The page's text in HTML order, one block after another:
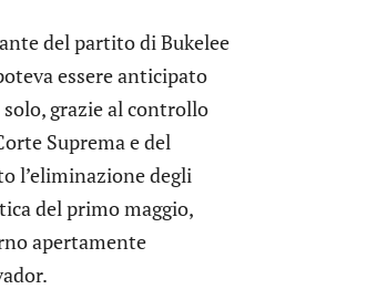
del partito di Bukelee
essere anticipato
grazie al controllo
Suprema e del
l’eliminazione degli
del primo maggio,
apertamente